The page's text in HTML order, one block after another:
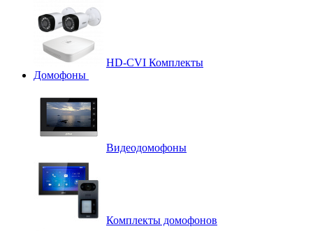
HD-CVI Комплекты
Домофоны
Видеодомофоны
Комплекты домофонов